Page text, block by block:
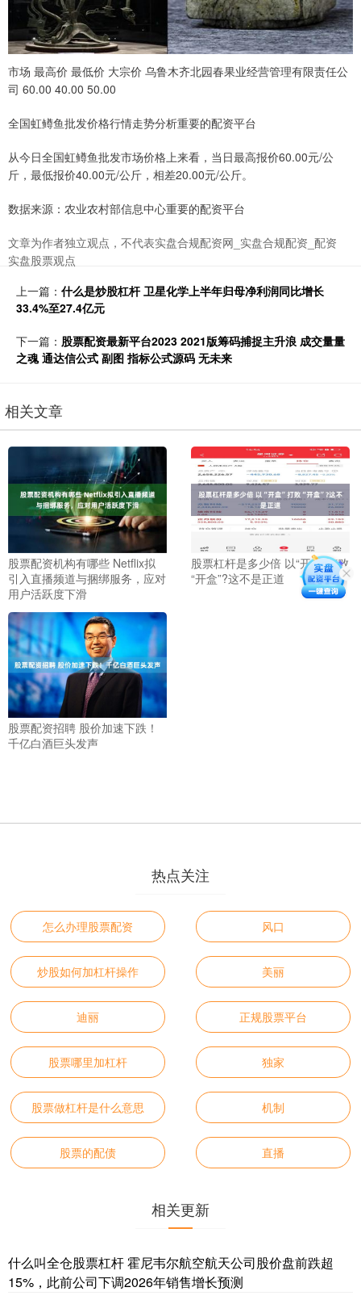
市场 最高价 最低价 大宗价 乌鲁木齐北园春果业经营管理有限责任公
司 60.00 40.00 50.00
全国虹鳟鱼批发价格行情走势分析重要的配资平台
从今日全国虹鳟鱼批发市场价格上来看，当日最高报价60.00元/公
斤，最低报价40.00元/公斤，相差20.00元/公斤。
数据来源：农业农村部信息中心重要的配资平台
文章为作者独立观点，不代表实盘合规配资网_实盘合规配资_配资
实盘股票观点
上一篇： 什么是炒股杠杆 卫星化学上半年归母净利润同比增长
33.4%至27.4亿元
下一篇： 股票配资最新平台2023 2021版筹码捕捉主升浪 成交量量
之魂 通达信公式 副图 指标公式源码 无未来
相关文章
股票配资机构有哪些 Netflix拟
引入直播频道与捆绑服务，应对
用户活跃度下滑
股票杠杆是多少倍 以“开盒”打败
“开盒”?这不是正道
股票配资招聘 股价加速下跌！
千亿白酒巨头发声
热点关注
怎么办理股票配资 风口
炒股如何加杠杆操作 美丽
迪丽 正规股票平台
股票哪里加杠杆 独家
股票做杠杆是什么意思 机制
股票的配债 直播
相关更新
什么叫全仓股票杠杆 霍尼韦尔航空航天公司股价盘前跌超
15%，此前公司下调2026年销售增长预测